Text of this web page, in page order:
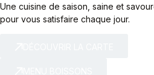
Une cuisine de saison, saine et
pour vous satisfaire chaque jour.